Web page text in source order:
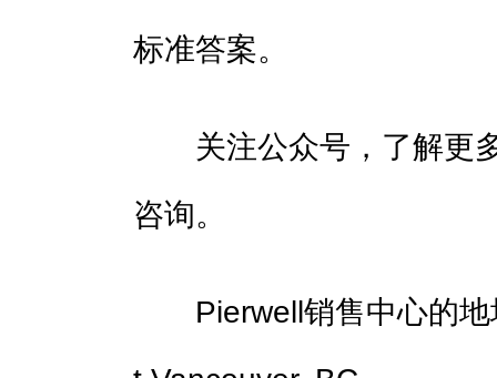
标准答案。
关注公众号，了解更多
咨询。
Pierwell销售中心的地